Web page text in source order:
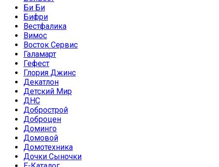
Би Би
Бифри
Вестфалика
Вимос
Восток Сервис
Галамарт
Гефест
Глория Джинс
Декатлон
Детский Мир
ДНС
Добрострой
Доброцен
Доминго
Домовой
Домотехника
Дочки Сыночки